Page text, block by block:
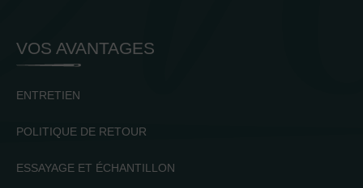
VOS AVANTAGES
ENTRETIEN
POLITIQUE DE RETOUR
ESSAYAGE ET ÉCHANTILLON